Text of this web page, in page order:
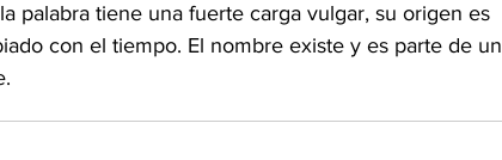
palabra tiene una fuerte carga vulgar, su origen es
con el tiempo. El nombre existe y es parte de un